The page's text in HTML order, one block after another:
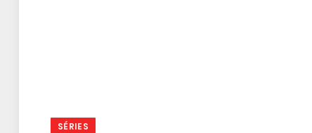
SÉRIES